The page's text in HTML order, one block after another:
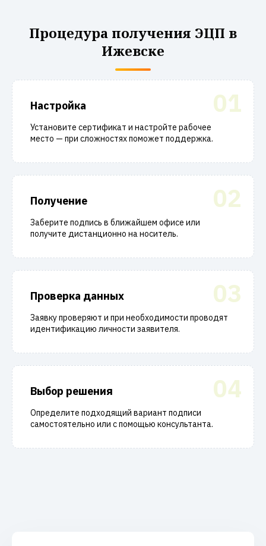
Процедура получения ЭЦП в
Ижевске
01
Настройка
Установите сертификат и настройте рабочее
место — при сложностях поможет поддержка.
02
Получение
Заберите подпись в ближайшем офисе или
получите дистанционно на носитель.
03
Проверка данных
Заявку проверяют и при необходимости проводят
идентификацию личности заявителя.
04
Выбор решения
Определите подходящий вариант подписи
самостоятельно или с помощью консультанта.